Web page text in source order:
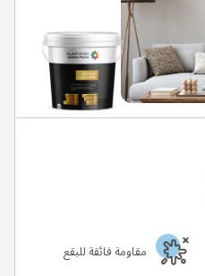
مقاومة فائقة للبقع